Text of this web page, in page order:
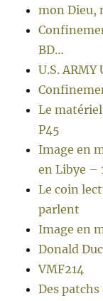
mon Dieu,
BD…
U.S. ARMY
Le
P45
Image en
en Libye –
Le coin
parlent
Image en
Donald
VMF214
Des